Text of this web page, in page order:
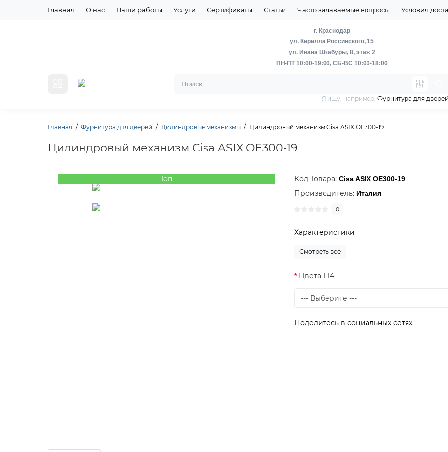
Главная О нас Наши работы Услуги Сертификаты Статьи Часто задаваемые вопросы Условия
г. Краснодар
ул. Кирилла Россинского, 15
ул. Ивана Шкабуры, 8, этаж 2
ПН-ПТ 10:00-19:00, СБ-ВС 10:00-18:00
Я ищу, например, Фурнитура для дверей
Главная Фурнитура для дверей Цилиндровые механизмы Цилиндровый механизм Cisa ASIX OE300-19
Цилиндровый механизм Cisa ASIX OE300-19
Топ Код Товара:Cisa ASIX OE300-19
Производитель: Италия
0
Характеристики
Смотреть все
Цвета F14
Поделитесь в социальных сетях